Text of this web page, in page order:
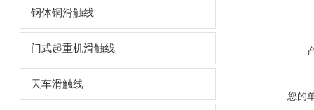
钢体铜滑触线
门式起重机滑触线
天车滑触线
您的